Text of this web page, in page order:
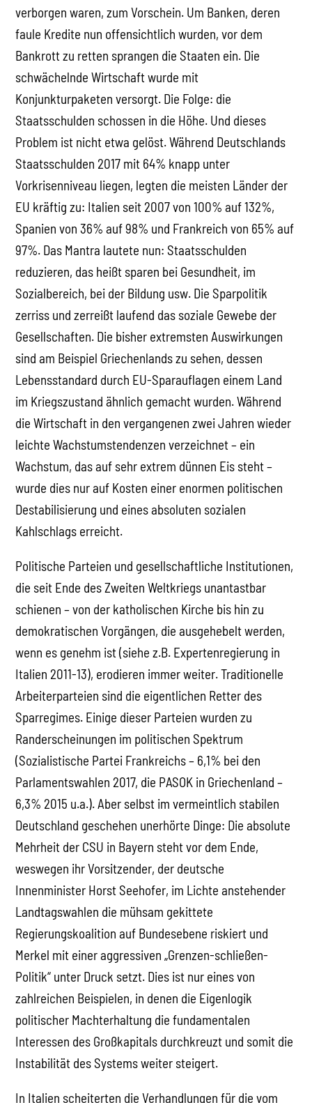
verborgen waren, zum Vorschein. Um Banken, deren
faule Kredite nun offensichtlich wurden, vor dem
Bankrott zu retten sprangen die Staaten ein. Die
schwächelnde Wirtschaft wurde mit
Konjunkturpaketen versorgt. Die Folge: die
Staatsschulden schossen in die Höhe. Und dieses
Problem ist nicht etwa gelöst. Während Deutschlands
Staatsschulden 2017 mit 64% knapp unter
Vorkrisenniveau liegen, legten die meisten Länder der
EU kräftig zu: Italien seit 2007 von 100% auf 132%,
Spanien von 36% auf 98% und Frankreich von 65% auf
97%. Das Mantra lautete nun: Staatsschulden
reduzieren, das heißt sparen bei Gesundheit, im
Sozialbereich, bei der Bildung usw. Die Sparpolitik
zerriss und zerreißt laufend das soziale Gewebe der
Gesellschaften. Die bisher extremsten Auswirkungen
sind am Beispiel Griechenlands zu sehen, dessen
Lebensstandard durch EU-Sparauflagen einem Land
im Kriegszustand ähnlich gemacht wurden. Während
die Wirtschaft in den vergangenen zwei Jahren wieder
leichte Wachstumstendenzen verzeichnet – ein
Wachstum, das auf sehr extrem dünnen Eis steht –
wurde dies nur auf Kosten einer enormen politischen
Destabilisierung und eines absoluten sozialen
Kahlschlags erreicht.
Politische Parteien und gesellschaftliche Institutionen,
die seit Ende des Zweiten Weltkriegs unantastbar
schienen – von der katholischen Kirche bis hin zu
demokratischen Vorgängen, die ausgehebelt werden,
wenn es genehm ist (siehe z.B. Expertenregierung in
Italien 2011-13), erodieren immer weiter. Traditionelle
Arbeiterparteien sind die eigentlichen Retter des
Sparregimes. Einige dieser Parteien wurden zu
Randerscheinungen im politischen Spektrum
(Sozialistische Partei Frankreichs – 6,1% bei den
Parlamentswahlen 2017, die PASOK in Griechenland –
6,3% 2015 u.a.). Aber selbst im vermeintlich stabilen
Deutschland geschehen unerhörte Dinge: Die absolute
Mehrheit der CSU in Bayern steht vor dem Ende,
weswegen ihr Vorsitzender, der deutsche
Innenminister Horst Seehofer, im Lichte anstehender
Landtagswahlen die mühsam gekittete
Regierungskoalition auf Bundesebene riskiert und
Merkel mit einer aggressiven „Grenzen-schließen-
Politik“ unter Druck setzt. Dies ist nur eines von
zahlreichen Beispielen, in denen die Eigenlogik
politischer Machterhaltung die fundamentalen
Interessen des Großkapitals durchkreuzt und somit die
Instabilität des Systems weiter steigert.
In Italien scheiterten die Verhandlungen für die vom